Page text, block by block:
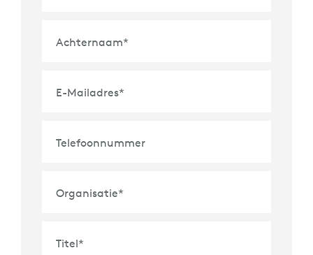
Achternaam*
E-Mailadres*
Telefoonnummer
Organisatie*
Titel*